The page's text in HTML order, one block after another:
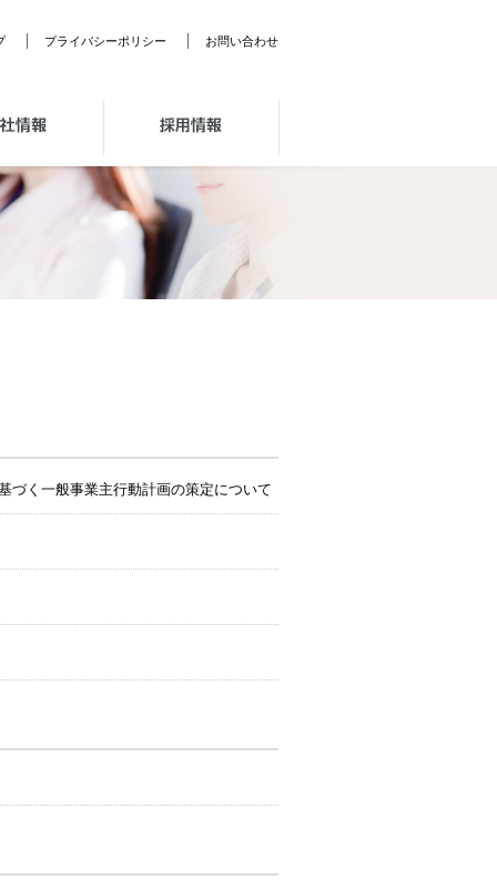
プライバシーポリシー お問い合わせ
採用情報
づく一般事業主行動計画の策定について